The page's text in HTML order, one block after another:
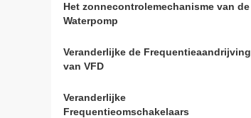
Het zonnecontrolemechanisme van de
Waterpomp
Veranderlijke de Frequentieaandrijving
van VFD
Veranderlijke
Frequentieomschakelaars